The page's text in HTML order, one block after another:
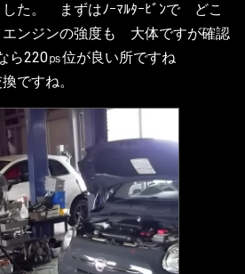
した。 まずはﾉｰﾏﾙﾀｰﾋﾞﾝで どこ
ンジンの強度も 大体ですが確認
ら220㎰位が良い所ですね
ですね。